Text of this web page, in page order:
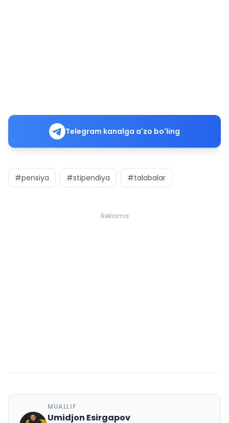
Telegram kanalga a'zo bo'ling
#pensiya #stipendiya #talabalar
Reklama
MUALLIF
Umidjon Esirgapov